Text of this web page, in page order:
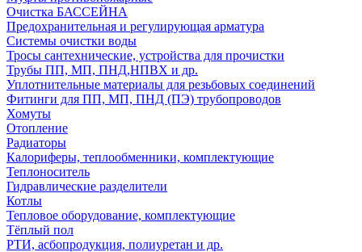
Очистка БАССЕЙНА
Предохранительная и регулирующая арматура
Системы очистки воды
Тросы сантехнические, устройства для прочистки
Трубы ПП, МП, ПНД,НПВХ и др.
Уплотнительные материалы для резьбовых соединений
Фитинги для ПП, МП, ПНД (ПЭ) трубопроводов
Хомуты
Отопление
Радиаторы
Калориферы, теплообменники, комплектующие
Теплоноситель
Гидравлические разделители
Котлы
Тепловое оборудование, комплектующие
Тёплый пол
РТИ, асбопродукция, полиуретан и др.